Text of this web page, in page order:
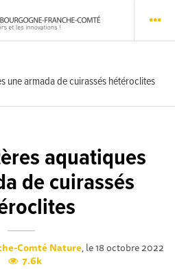
une armada de cuirassés hétéroclites
aquatiques
de cuirassés
Comté Nature, le 18 octobre 2022
7.6k